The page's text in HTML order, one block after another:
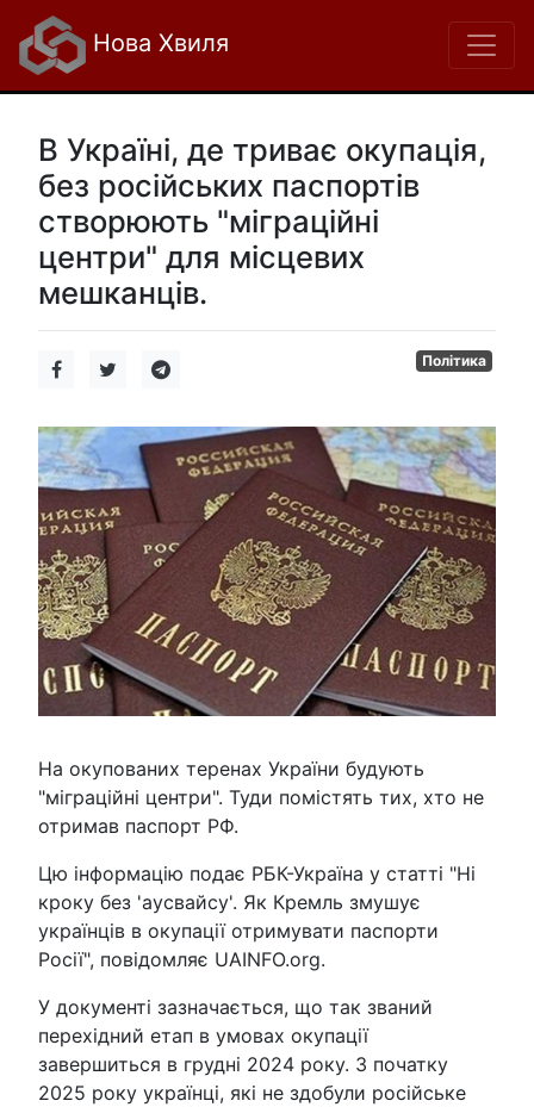
Нова Хвиля
В Україні, де триває окупація,
без російських паспортів
створюють "міграційні
центри" для місцевих
мешканців.
Політика
На окупованих теренах України будують
"міграційні центри". Туди помістять тих, хто не
отримав паспорт РФ.
Цю інформацію подає РБК-Україна у статті "Ні
кроку без 'аусвайсу'. Як Кремль змушує
українців в окупації отримувати паспорти
Росії", повідомляє UAINFO.org.
У документі зазначається, що так званий
перехідний етап в умовах окупації
завершиться в грудні 2024 року. З початку
2025 року українці, які не здобули російське